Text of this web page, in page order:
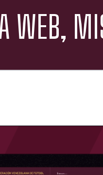
WEB,